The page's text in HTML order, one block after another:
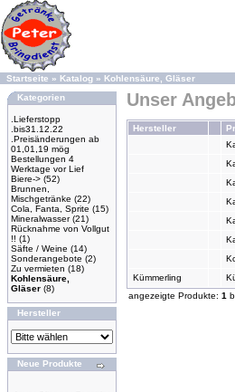
Startseite » Katalog » Kohlensäure, Gläser
Kategorien
.Lieferstopp
.bis31.12.22
.Preisänderungen ab
01,01,19 mög
Bestellungen 4
Werktage vor Lief
Biere-> (52)
Brunnen,
Mischgetränke (22)
Cola, Fanta, Sprite (15)
Mineralwasser(21)
Rücknahme von Vollgut
!! (1)
Säfte / Weine (14)
Sonderangebote (2)
Zu vermieten (18)
Kohlensäure,
Gläser (8)
Hersteller
Neue Produkte
Unser
Hersteller
Kümmerling
angezeigte Produkte: 1